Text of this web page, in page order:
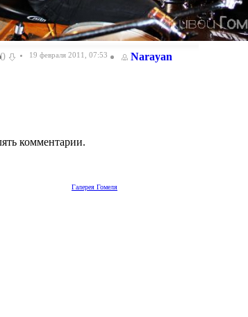
0 19 февраля 2011, 07:53 Narayan
комментарии.
Галерея Гомеля